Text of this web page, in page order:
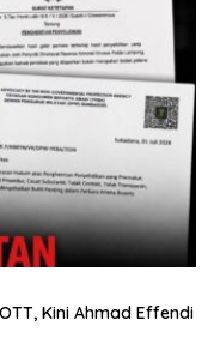
Kini Ahmad Effendi